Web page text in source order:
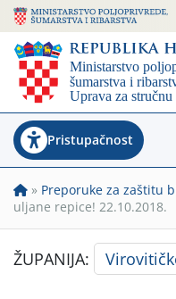
Pristupačnost
» Preporuke za zaštitu
uljane repice! 22.10.2018.
ŽUPANIJA: